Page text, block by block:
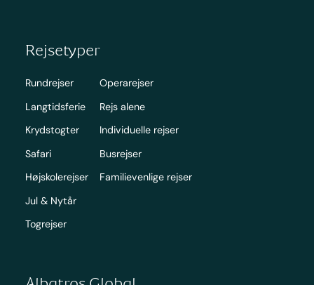
Rejsetyper
Rundrejser
Langtidsferie
Krydstogter
Safari
Højskolerejser
Jul & Nytår
Togrejser
Operarejser
Rejs alene
Individuelle rejser
Busrejser
Familievenlige rejser